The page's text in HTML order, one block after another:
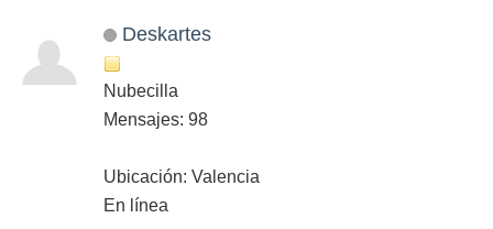
Deskartes
Nubecilla
Mensajes: 98
Ubicación: Valencia
En línea